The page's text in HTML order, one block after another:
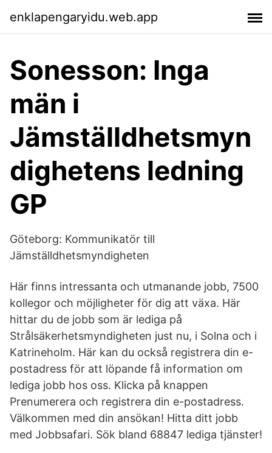
enklapengaryidu.web.app
Sonesson: Inga
män i
Jämställdhetsmyn
dighetens ledning
GP
Göteborg: Kommunikatör till
Jämställdhetsmyndigheten
Här finns intressanta och utmanande jobb, 7500
kollegor och möjligheter för dig att växa. Här
hittar du de jobb som är lediga på
Strålsäkerhetsmyndigheten just nu, i Solna och i
Katrineholm. Här kan du också registrera din e-
postadress för att löpande få information om
lediga jobb hos oss. Klicka på knappen
Prenumerera och registrera din e-postadress.
Välkommen med din ansökan! Hitta ditt jobb
med Jobbsafari. Sök bland 68847 lediga tjänster!